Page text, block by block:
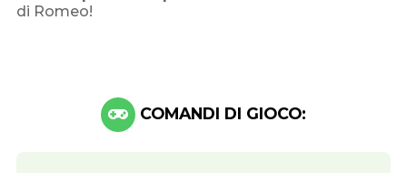
di Romeo!
COMANDI DI GIOCO: